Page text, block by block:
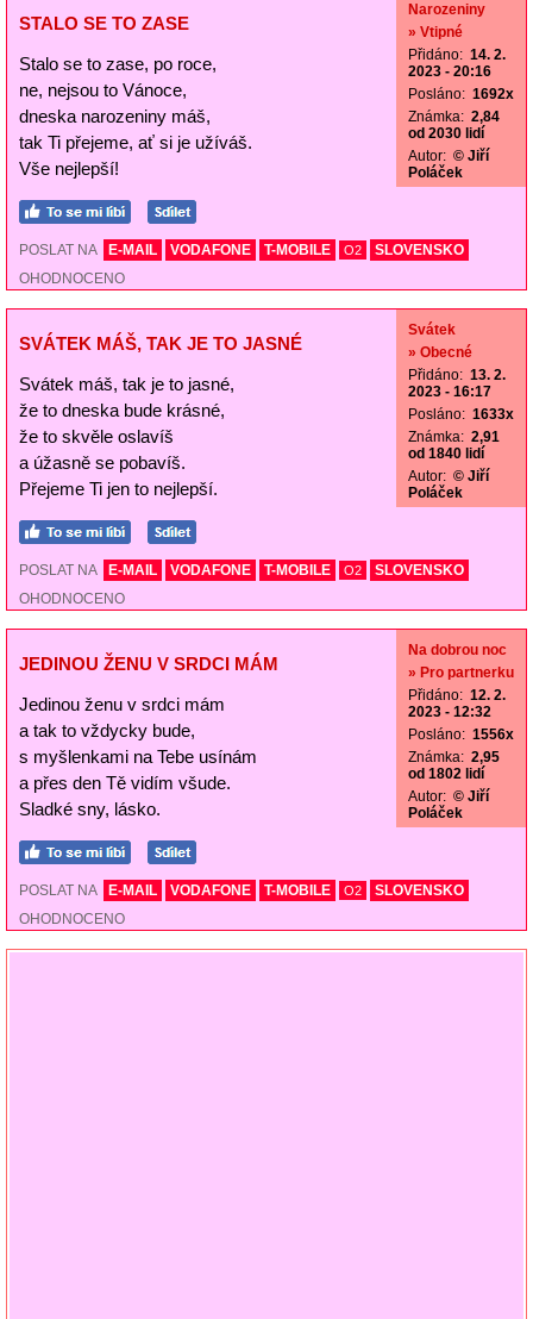
STALO SE TO ZASE
Stalo se to zase, po roce,
ne, nejsou to Vánoce,
dneska narozeniny máš,
tak Ti přejeme, ať si je užíváš.
Vše nejlepší!
Narozeniny
» Vtipné
Přidáno: 14. 2.
2023 - 20:16
Posláno: 1692x
Známka: 2,84
od 2030 lidí
Autor: © Jiří
Poláček
POSLAT NA E-MAIL VODAFONE T-MOBILE O2
SLOVENSKO
OHODNOCENO
SVÁTEK MÁŠ, TAK JE TO JASNÉ
Svátek máš, tak je to jasné,
že to dneska bude krásné,
že to skvěle oslavíš
a úžasně se pobavíš.
Přejeme Ti jen to nejlepší.
Svátek
» Obecné
Přidáno: 13. 2.
2023 - 16:17
Posláno: 1633x
Známka: 2,91
od 1840 lidí
Autor: © Jiří
Poláček
POSLAT NA E-MAIL VODAFONE T-MOBILE O2
SLOVENSKO
OHODNOCENO
JEDINOU ŽENU V SRDCI MÁM
Jedinou ženu v srdci mám
a tak to vždycky bude,
s myšlenkami na Tebe usínám
a přes den Tě vidím všude.
Sladké sny, lásko.
Na dobrou noc
» Pro partnerku
Přidáno: 12. 2.
2023 - 12:32
Posláno: 1556x
Známka: 2,95
od 1802 lidí
Autor: © Jiří
Poláček
POSLAT NA E-MAIL VODAFONE T-MOBILE O2
SLOVENSKO
OHODNOCENO